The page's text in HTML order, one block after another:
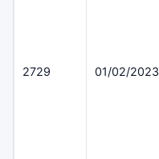
2729 01/02/2023